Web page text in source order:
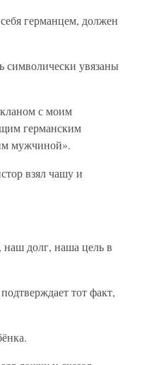
германцем, должен
символически увязаны
кланом с моим
германским
мужчиной».
взял чашу и
наш долг, наша цель в
тот факт,